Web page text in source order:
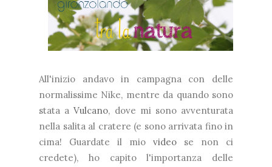
All'inizio andavo in campagna con delle
normalissime Nike, mentre da quando sono
stata aVulcano, dove mi sono avventurata
nella salita al cratere (e sono arrivata fino in
cima! Guardate il mio video se non ci
credete), ho capito l'importanza delle